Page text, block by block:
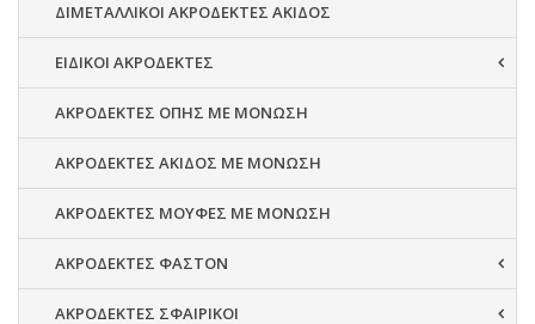
ΔΙΜΕΤΑΛΛΙΚΟΙ ΑΚΡΟΔΕΚΤΕΣ ΑΚΙΔΟΣ
ΕΙΔΙΚΟΙ ΑΚΡΟΔΕΚΤΕΣ
ΑΚΡΟΔΕΚΤΕΣ ΟΠΗΣ ΜΕ ΜΟΝΩΣΗ
ΑΚΡΟΔΕΚΤΕΣ ΑΚΙΔΟΣ ΜΕ ΜΟΝΩΣΗ
ΑΚΡΟΔΕΚΤΕΣ ΜΟΥΦΕΣ ΜΕ ΜΟΝΩΣΗ
ΑΚΡΟΔΕΚΤΕΣ ΦΑΣΤΟΝ
ΑΚΡΟΔΕΚΤΕΣ ΣΦΑΙΡΙΚΟΙ